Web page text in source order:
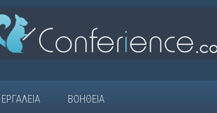
ΕΡΓΑΛΕΊΑ ΒΟΉΘΕΙΑ